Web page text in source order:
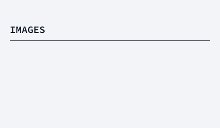
IMAGES